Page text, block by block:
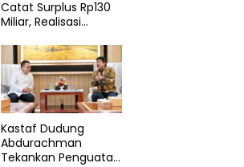
Catat Surplus Rp130
Miliar, Realisasi
49 Persen
Kastaf Dudung
Abdurachman
Tekankan Penguatan